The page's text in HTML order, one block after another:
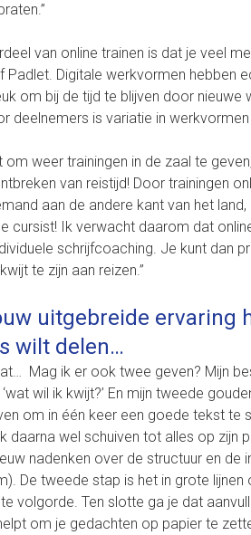
van online trainen is dat je veel
Padlet. Digitale werkvormen hebben
om bij de tijd te blijven door
deelnemers is variatie in
om weer trainingen in de zaal te
van reistijd! Door trainingen
aan de andere kant van het
cursist! Ik verwacht daarom dat
schrijfcoaching. Je kunt dan
te zijn aan reizen.”
uitgebreide ervaring
wilt delen…
Mag ik er ook twee geven? Mijn
‘wat wil ik kwijt?’ En mijn tweede
om in één keer een goede tekst te
daarna wel schuiven tot alles op
nadenken over de structuur en
De tweede stap is het in grote
volgorde. Ten slotte ga je dat
om je gedachten op papier te